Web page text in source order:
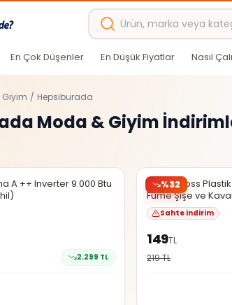
En Çok Düşenler En Düşük Fiyatlar Nasıl
Giyim / Hepsiburada
Moda & Giyim
A ++ Inverter 9.000 Btu
2.299 TL
%32
Royal Gross
Füme Şişe ve
Seyahat Kiti
Sahte indirim
149TL
219TL